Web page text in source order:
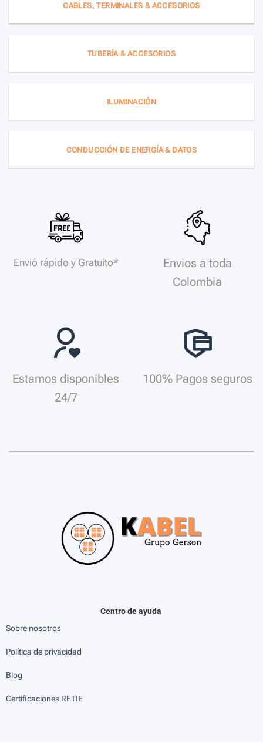
CABLES, TERMINALES & ACCESORIOS
TUBERÍA & ACCESORIOS
ILUMINACIÓN
CONDUCCIÓN DE ENERGÍA & DATOS
Envió rápido y Gratuito*
Envios a toda
Colombia
Estamos disponibles
24/7
100% Pagos seguros
Centro de ayuda
Sobre nosotros
Política de privacidad
Blog
Certificaciones RETIE